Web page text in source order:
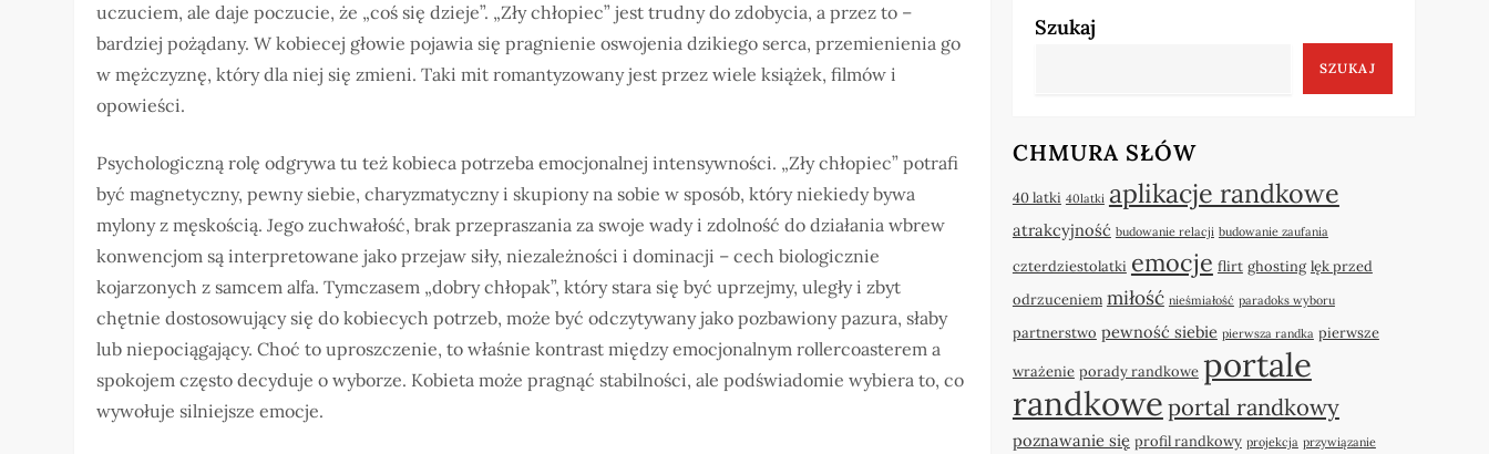
uczuciem, ale daje poczucie, że „coś się dzieje”. „Zły chłopiec” jest trudny do zdobycia, a przez to –
bardziej pożądany. W kobiecej głowie pojawia się pragnienie oswojenia dzikiego serca, przemienienia go
w mężczyznę, który dla niej się zmieni. Taki mit romantyzowany jest przez wiele książek, filmów i
opowieści.
Psychologiczną rolę odgrywa tu też kobieca potrzeba emocjonalnej intensywności. „Zły chłopiec” potrafi
być magnetyczny, pewny siebie, charyzmatyczny i skupiony na sobie w sposób, który niekiedy bywa
mylony z męskością. Jego zuchwałość, brak przepraszania za swoje wady i zdolność do działania wbrew
konwencjom są interpretowane jako przejaw siły, niezależności i dominacji – cech biologicznie
kojarzonych z samcem alfa. Tymczasem „dobry chłopak”, który stara się być uprzejmy, uległy i zbyt
chętnie dostosowujący się do kobiecych potrzeb, może być odczytywany jako pozbawiony pazura, słaby
lub niepociągający. Choć to uproszczenie, to właśnie kontrast między emocjonalnym rollercoasterem a
spokojem często decyduje o wyborze. Kobieta może pragnąć stabilności, ale podświadomie wybiera to, co
wywołuje silniejsze emocje.
Szukaj
SZUKAJ
CHMURA SŁÓW
40 latki 40latki aplikacje randkowe
atrakcyjność budowanie relacji budowanie zaufania
czterdziestolatki emocje flirt ghosting lęk przed
odrzuceniem miłość nieśmiałość paradoks wyboru
partnerstwo pewność siebie pierwsza randka pierwsze
wrażenie porady randkowe portale
randkoweportal randkowy
poznawanie się profil randkowy projekcja przywiązanie